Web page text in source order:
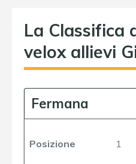
La Classifica
velox allievi
Fermana
Posizione 1